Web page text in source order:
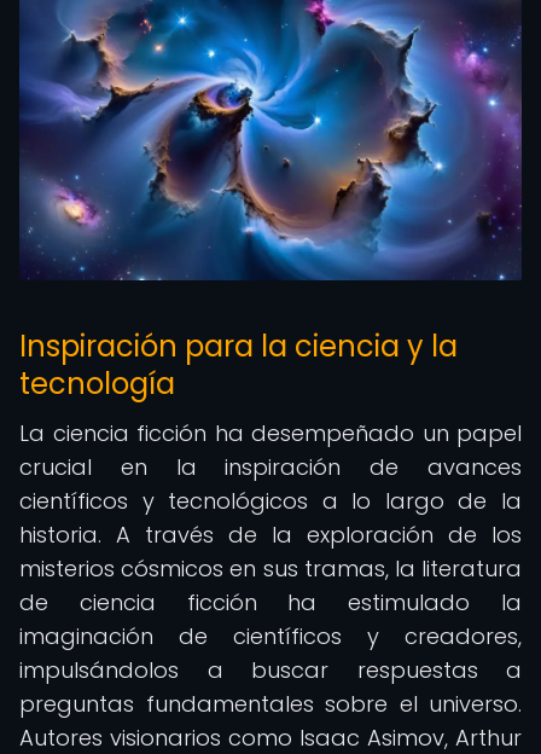
Inspiración para la ciencia y la
tecnología
La ciencia ficción ha desempeñado un papel
crucial en la inspiración de avances
científicos y tecnológicos a lo largo de la
historia. A través de la exploración de los
misterios cósmicos en sus tramas, la literatura
de ciencia ficción ha estimulado la
imaginación de científicos y creadores,
impulsándolos a buscar respuestas a
preguntas fundamentales sobre el universo.
Autores visionarios como Isaac Asimov, Arthur